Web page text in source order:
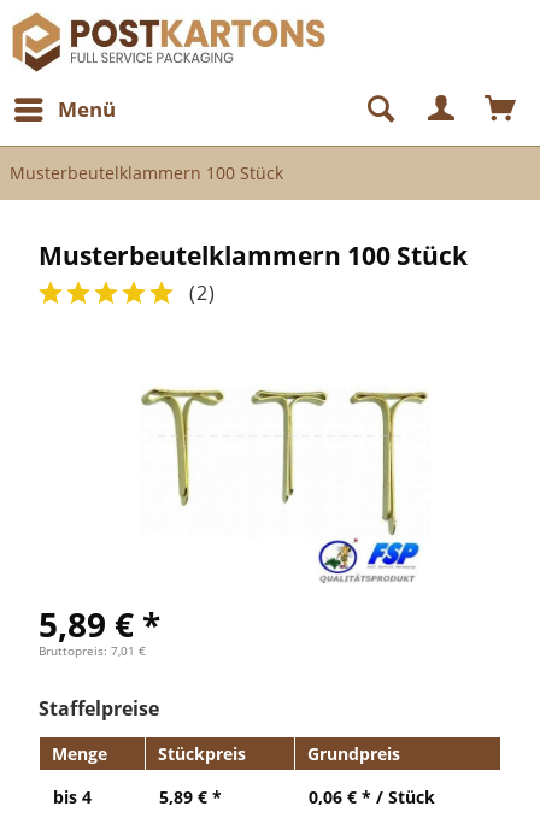
Menü
Musterbeutelklammern 100 Stück
Musterbeutelklammern 100 Stück
(2)
5,89 € *
Bruttopreis: 7,01 €
Staffelpreise
Menge Stückpreis
Grundpreis
bis 4 5,89 € * 0,06 € * / Stück